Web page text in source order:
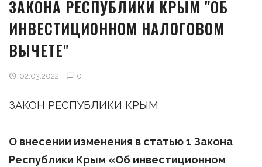
ЗАКОНА РЕСПУБЛИКИ КРЫМ "ОБ
ИНВЕСТИЦИОННОМ НАЛОГОВОМ
ВЫЧЕТЕ"
02.03.2022 0
ЗАКОН РЕСПУБЛИКИ КРЫМ
О внесении изменения в статью 1 Закона
Республики Крым «Об инвестиционном